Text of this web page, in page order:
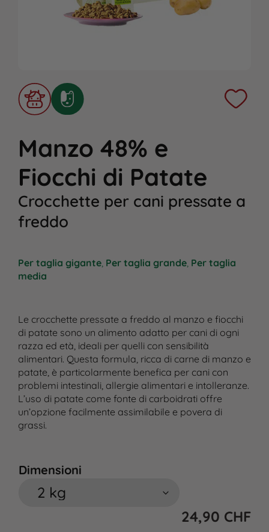
Manzo 48% e
Fiocchi di Patate
Crocchette per cani pressate a
freddo
Per taglia gigante, Per taglia grande, Per taglia
media
Le crocchette pressate a freddo al manzo e fiocchi
di patate sono un alimento adatto per cani di ogni
razza ed età, ideali per quelli con sensibilità
alimentari. Questa formula, ricca di carne di manzo e
patate, è particolarmente benefica per cani con
problemi intestinali, allergie alimentari e intolleranze.
L’uso di patate come fonte di carboidrati offre
un’opzione facilmente assimilabile e povera di
grassi.
Dimensioni
24,90 CHF